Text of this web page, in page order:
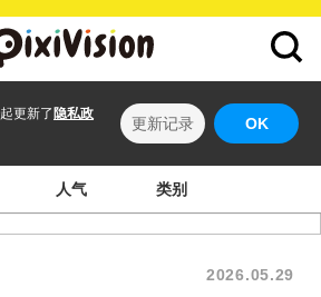
更新了 隐私政
更新记录 OK
人气 类别
2026.05.29